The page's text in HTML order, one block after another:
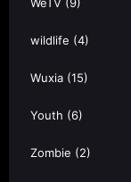
WeTV (9)
wildlife (4)
Wuxia (15)
Youth (6)
Zombie (2)